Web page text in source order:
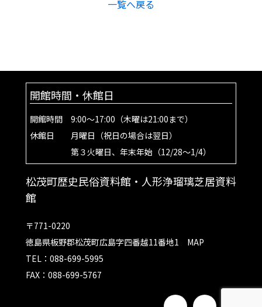
一覧へ戻る
開館時間・休館日
開館時間 9:00～17:00（木曜は21:00まで）
休館日 月曜日（祝日の場合は翌日）
第３火曜日、年末年始（12/28～1/4）
松茂町歴史民俗資料館・人形浄瑠璃芝居資料
館
〒771-0220
徳島県板野郡松茂町広島字四番越11番地1 MAP
TEL：088-699-5995
FAX：088-699-5767